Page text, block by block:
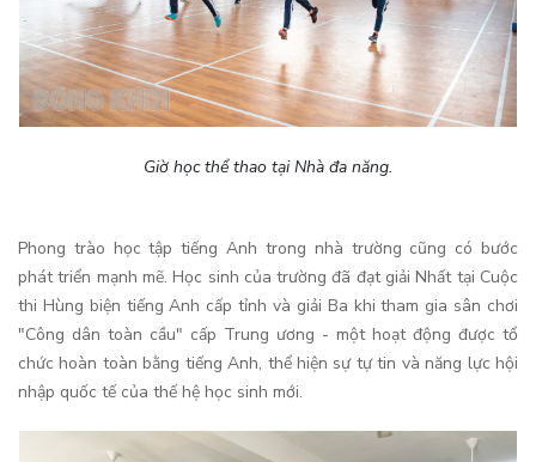
Giờ học thể thao tại Nhà đa năng.
Phong trào học tập tiếng Anh trong nhà trường cũng có bước
phát triển mạnh mẽ. Học sinh của trường đã đạt giải Nhất tại Cuộc
thi Hùng biện tiếng Anh cấp tỉnh và giải Ba khi tham gia sân chơi
"Công dân toàn cầu" cấp Trung ương - một hoạt động được tổ
chức hoàn toàn bằng tiếng Anh, thể hiện sự tự tin và năng lực hội
nhập quốc tế của thế hệ học sinh mới.